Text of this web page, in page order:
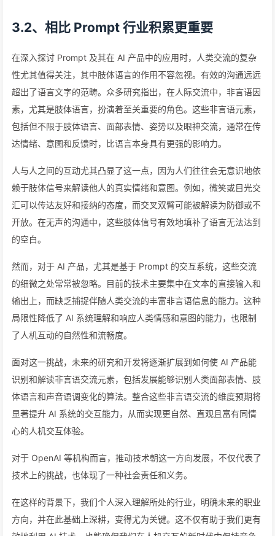
3.2、相比 Prompt 行业积累更重要
在深入探讨 Prompt 及其在 AI 产品中的应用时，人类交流的复杂
性尤其值得关注，其中肢体语言的作用不容忽视。有效的沟通远远
超出了语言文字的范畴。众多研究指出，在人际交流中，非言语因
素，尤其是肢体语言，扮演着至关重要的角色。这些非言语元素，
包括但不限于肢体语言、面部表情、姿势以及眼神交流，通常在传
达情绪、意图和反馈时，比语言本身具有更强的影响力。
人与人之间的互动尤其凸显了这一点，因为人们往往会无意识地依
赖于肢体信号来解读他人的真实情绪和意图。例如，微笑或目光交
汇可以传达友好和接纳的态度，而交叉双臂可能被解读为防御或不
开放。在无声的沟通中，这些肢体信号有效地填补了语言无法达到
的空白。
然而，对于 AI 产品，尤其是基于 Prompt 的交互系统，这些交流
的细微之处常常被忽略。目前的技术主要集中在文本的直接输入和
输出上，而缺乏捕捉伴随人类交流的丰富非言语信息的能力。这种
局限性降低了 AI 系统理解和响应人类情感和意图的能力，也限制
了人机互动的自然性和流畅度。
面对这一挑战，未来的研究和开发将逐渐扩展到如何使 AI 产品能
识别和解读非言语交流元素，包括发展能够识别人类面部表情、肢
体语言和声音语调变化的算法。整合这些非言语交流的维度预期将
显著提升 AI 系统的交互能力，从而实现更自然、直观且富有同情
心的人机交互体验。
对于 OpenAI 等机构而言，推动技术朝这一方向发展，不仅代表了
技术上的挑战，也体现了一种社会责任和义务。
在这样的背景下，我们个人深入理解所处的行业，明确未来的职业
方向，并在此基础上深耕，变得尤为关键。这不仅有助于我们更有